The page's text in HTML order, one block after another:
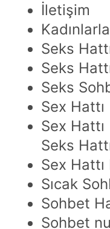
İletişim
Seks
Seks
Seks
Sex Hattı
Sex Hattı
Seks
Sex Hattı
Sıcak
Sohbet
Sohbet